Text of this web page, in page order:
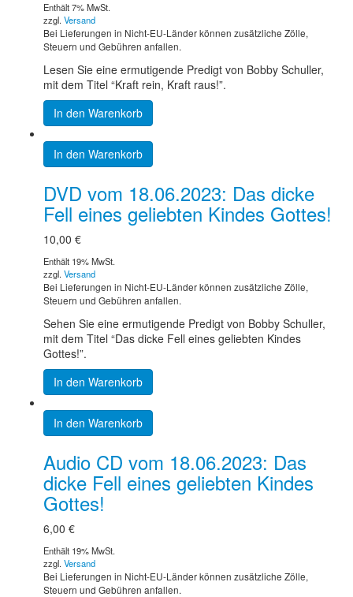
Enthält 7% MwSt.
zzgl. Versand
Bei Lieferungen in Nicht-EU-Länder können zusätzliche Zölle,
Steuern und Gebühren anfallen.
Lesen Sie eine ermutigende Predigt von Bobby Schuller,
mit dem Titel “Kraft rein, Kraft raus!”.
In den Warenkorb
In den Warenkorb
DVD vom 18.06.2023: Das dicke
Fell eines geliebten Kindes Gottes!
10,00 €
Enthält 19% MwSt.
zzgl. Versand
Bei Lieferungen in Nicht-EU-Länder können zusätzliche Zölle,
Steuern und Gebühren anfallen.
Sehen Sie eine ermutigende Predigt von Bobby Schuller,
mit dem Titel “Das dicke Fell eines geliebten Kindes
Gottes!”.
In den Warenkorb
In den Warenkorb
Audio CD vom 18.06.2023: Das
dicke Fell eines geliebten Kindes
Gottes!
6,00 €
Enthält 19% MwSt.
zzgl. Versand
Bei Lieferungen in Nicht-EU-Länder können zusätzliche Zölle,
Steuern und Gebühren anfallen.